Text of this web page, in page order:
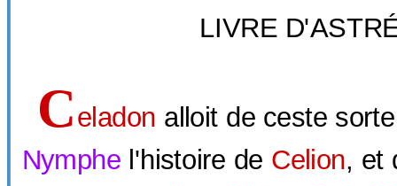
LIVRE
Celadon alloit de ceste
Nymphe l'histoire de Celion, et